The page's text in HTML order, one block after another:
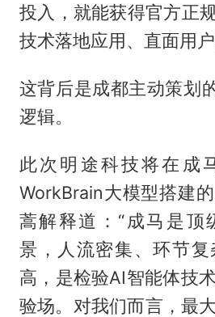
投入，就能获得官方正
技术落地应用、直面用
这背后是成都主动策划
逻辑。
此次明途科技将在成
WorkBrain大模型搭建
蒿解释道：“成马是顶
景，人流密集、环节
高，是检验AI智能体技
验场。对我们而言，最